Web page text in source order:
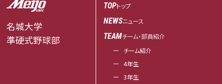
名城大学
準硬式野球部
TOPトップ
NEWSニュース
TEAMチーム・部員紹介
チーム紹介
4年生
3年生